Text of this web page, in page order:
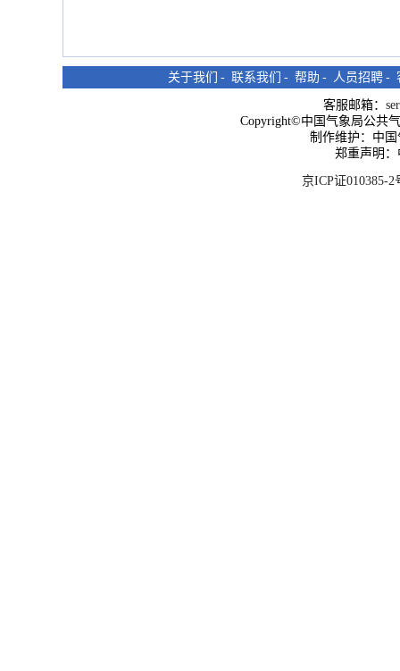
关于我们 - 联系我们 - 帮助 - 人员招聘 -
客服邮箱：
Copyright©中国气象局公共
制作维护：中
郑重声明
京ICP证010385-2